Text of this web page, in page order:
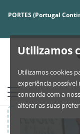
Utilizamos
Utilizamos cookies
experiência possível
concorda com a
alterar as suas
PORTES (Portugal